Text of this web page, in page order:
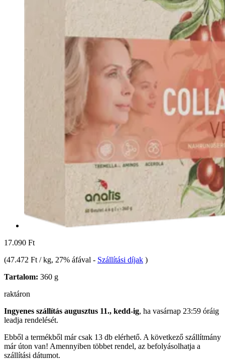
17.090 Ft
(47.472 Ft / kg, 27% áfával - Szállítási díjak )
Tartalom: 360 g
raktáron
Ingyenes szállítás augusztus 11., kedd-ig, ha vasárnap 23:59 óráig
leadja rendelését.
Ebből a termékből már csak 13 db elérhető. A következő szállítmány
már úton van! Amennyiben többet rendel, az befolyásolhatja a
szállítási dátumot.